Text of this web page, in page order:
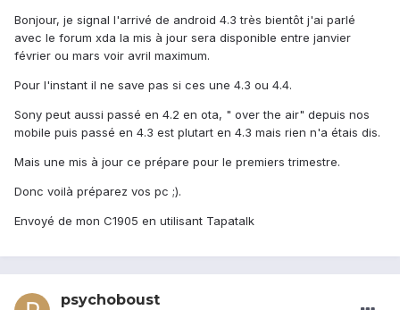
Bonjour, je signal l'arrivé de android 4.3 très bientôt j'ai parlé
avec le forum xda la mis à jour sera disponible entre janvier
février ou mars voir avril maximum.
Pour l'instant il ne save pas si ces une 4.3 ou 4.4.
Sony peut aussi passé en 4.2 en ota, " over the air" depuis nos
mobile puis passé en 4.3 est plutart en 4.3 mais rien n'a étais dis.
Mais une mis à jour ce prépare pour le premiers trimestre.
Donc voilà préparez vos pc ;).
Envoyé de mon C1905 en utilisant Tapatalk
psychoboust